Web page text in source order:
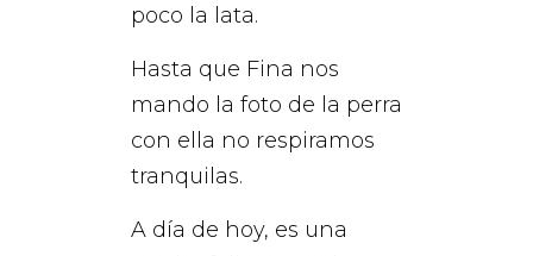
poco la lata.
Hasta que Fina nos
mando la foto de la perra
con ella no respiramos
tranquilas.
A día de hoy, es una